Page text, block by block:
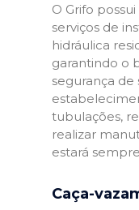
O Grifo
serviços de
hidráulica
garantindo o
segurança de
tubulações,
realizar
estará
Caça-